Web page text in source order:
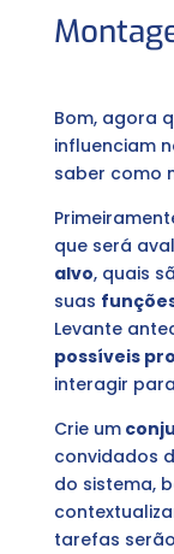
Bom, agora
influenciam
saber como
que será
alvo, quais
suas
Levante
possíveis
interagir
Crie um
convidados
do sistema,
tarefas